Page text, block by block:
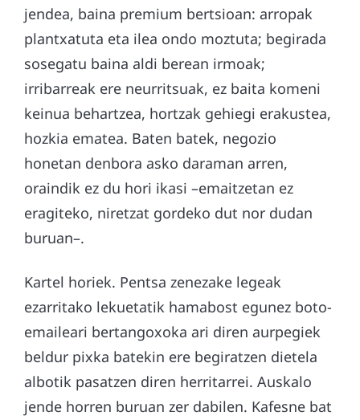
jendea, baina premium bertsioan: arropak
plantxatuta eta ilea ondo moztuta; begirada
sosegatu baina aldi berean irmoak;
irribarreak ere neurritsuak, ez baita komeni
keinua behartzea, hortzak gehiegi erakustea,
hozkia ematea. Baten batek, negozio
honetan denbora asko daraman arren,
oraindik ez du hori ikasi –emaitzetan ez
eragiteko, niretzat gordeko dut nor dudan
buruan–.
Kartel horiek. Pentsa zenezake legeak
ezarritako lekuetatik hamabost egunez boto-
emaileari bertangoxoka ari diren aurpegiek
beldur pixka batekin ere begiratzen dietela
albotik pasatzen diren herritarrei. Auskalo
jende horren buruan zer dabilen. Kafesne bat